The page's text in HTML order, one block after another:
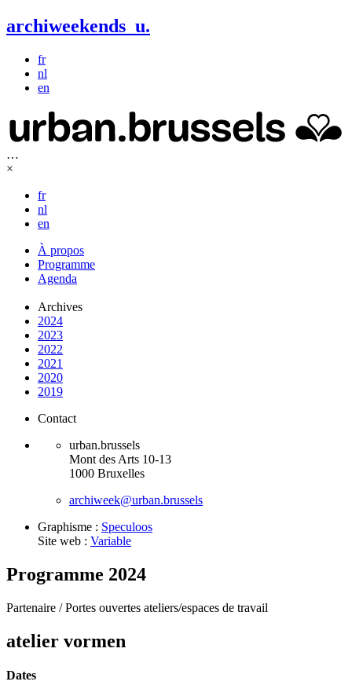
archiweekends u.
fr
nl
en
…
×
fr
nl
en
À propos
Programme
Agenda
Archives
2024
2023
2022
2021
2020
2019
Contact
urban.brussels
Mont des Arts 10-13
1000 Bruxelles
archiweek@urban.brussels
Graphisme : Speculoos
Site web : Variable
Programme 2024
Partenaire /Portes ouvertes ateliers/espaces de travail
atelier vormen
Dates